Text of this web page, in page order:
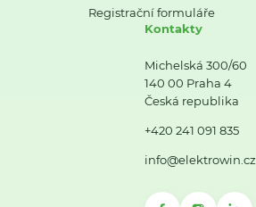
Registrační formuláře
Kontakty
Michelská 300/60
140 00 Praha 4
Česká republika
+420 241 091 835
info@elektrowin.cz